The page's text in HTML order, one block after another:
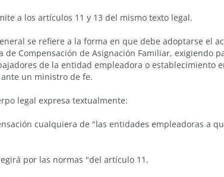
a los artículos 11 y 13 del mismo texto legal.
se refiere a la forma en que debe adoptarse el
Compensación de Asignación Familiar, exigiendo
de la entidad empleadora o establecimiento
un ministro de fe.
legal expresa textualmente:
cualquiera de "las entidades empleadoras a
por las normas "del artículo 11.